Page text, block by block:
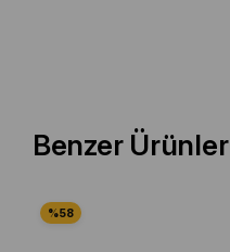
Benzer Ürünler